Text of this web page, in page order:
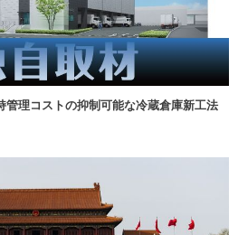
管理コストの抑制可能な冷蔵倉庫新工法